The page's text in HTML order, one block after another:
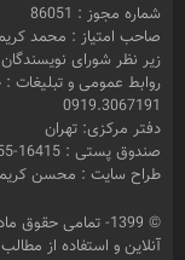
شماره مجوز : 86051
صاحب امتیاز : محمد
زیر نظر شورای نویسندگان
روابط عمومی و تبلیغات
0919.3067191
دفتر مرکزی: تهران
صندوق پستی : 16415-155
طراح سایت : محسن
© 1399- تمامی
آنلاین و استفاده از